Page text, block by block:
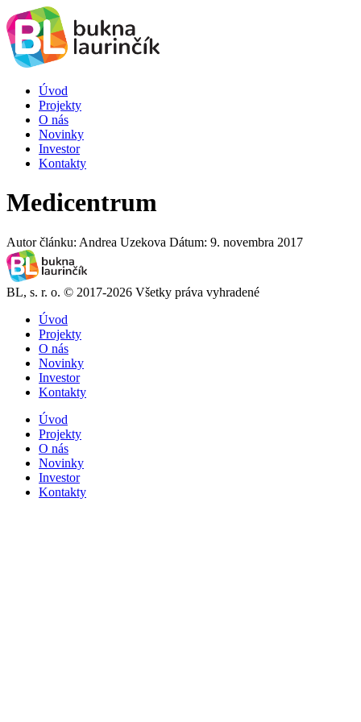
Úvod
Projekty
O nás
Novinky
Investor
Kontakty
Medicentrum
Autor článku: Andrea Uzekova Dátum: 9. novembra 2017
BL, s. r. o. © 2017-2026 Všetky práva vyhradené
Úvod
Projekty
O nás
Novinky
Investor
Kontakty
Úvod
Projekty
O nás
Novinky
Investor
Kontakty